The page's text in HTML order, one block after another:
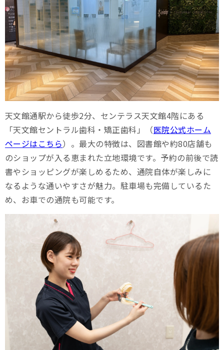
天文館通駅から徒歩2分、センテラス天文館4階にある
「天文館セントラル歯科・矯正歯科」（医院公式ホーム
ページはこちら）。最大の特徴は、図書館や約80店舗も
のショップが入る恵まれた立地環境です。予約の前後で読
書やショッピングが楽しめるため、通院自体が楽しみに
なるような通いやすさが魅力。駐車場も完備しているた
め、お車での通院も可能です。